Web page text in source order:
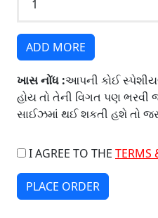
ADD MORE
ખાસ નોંધ :આપની કોઈ
હોય તો તેની વિગત પણ ભરવી
સાઈઝમાં થઈ શકતી હશે તો
I AGREE TO THE TERMS
PLACE ORDER